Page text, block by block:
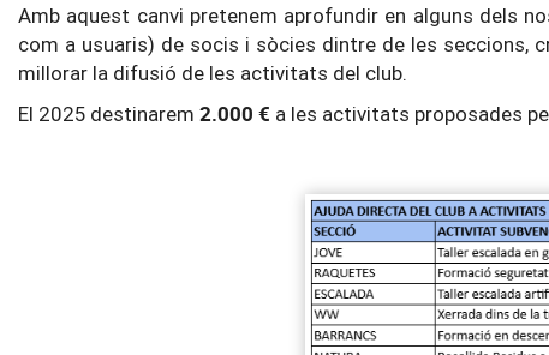
Amb aquest canvi pretenem aprofundir en alguns dels
com a usuaris) de socis i sòcies dintre de les seccions,
millorar la difusió de les activitats del club.
El 2025 destinarem 2.000 € a les activitats proposades